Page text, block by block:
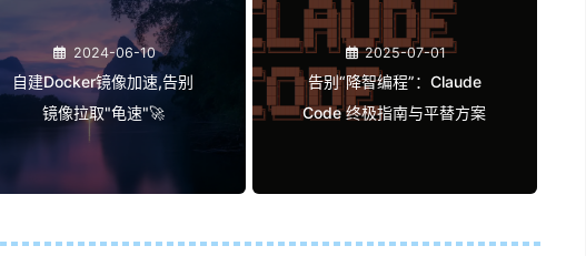
2022-06-28